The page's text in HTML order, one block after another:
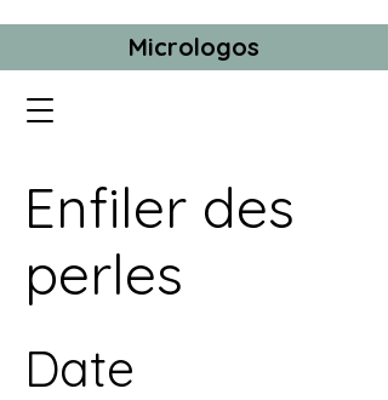
Micrologos
Enfiler des
perles
Date